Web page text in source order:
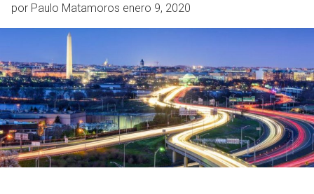
por Paulo Matamoros enero 9, 2020